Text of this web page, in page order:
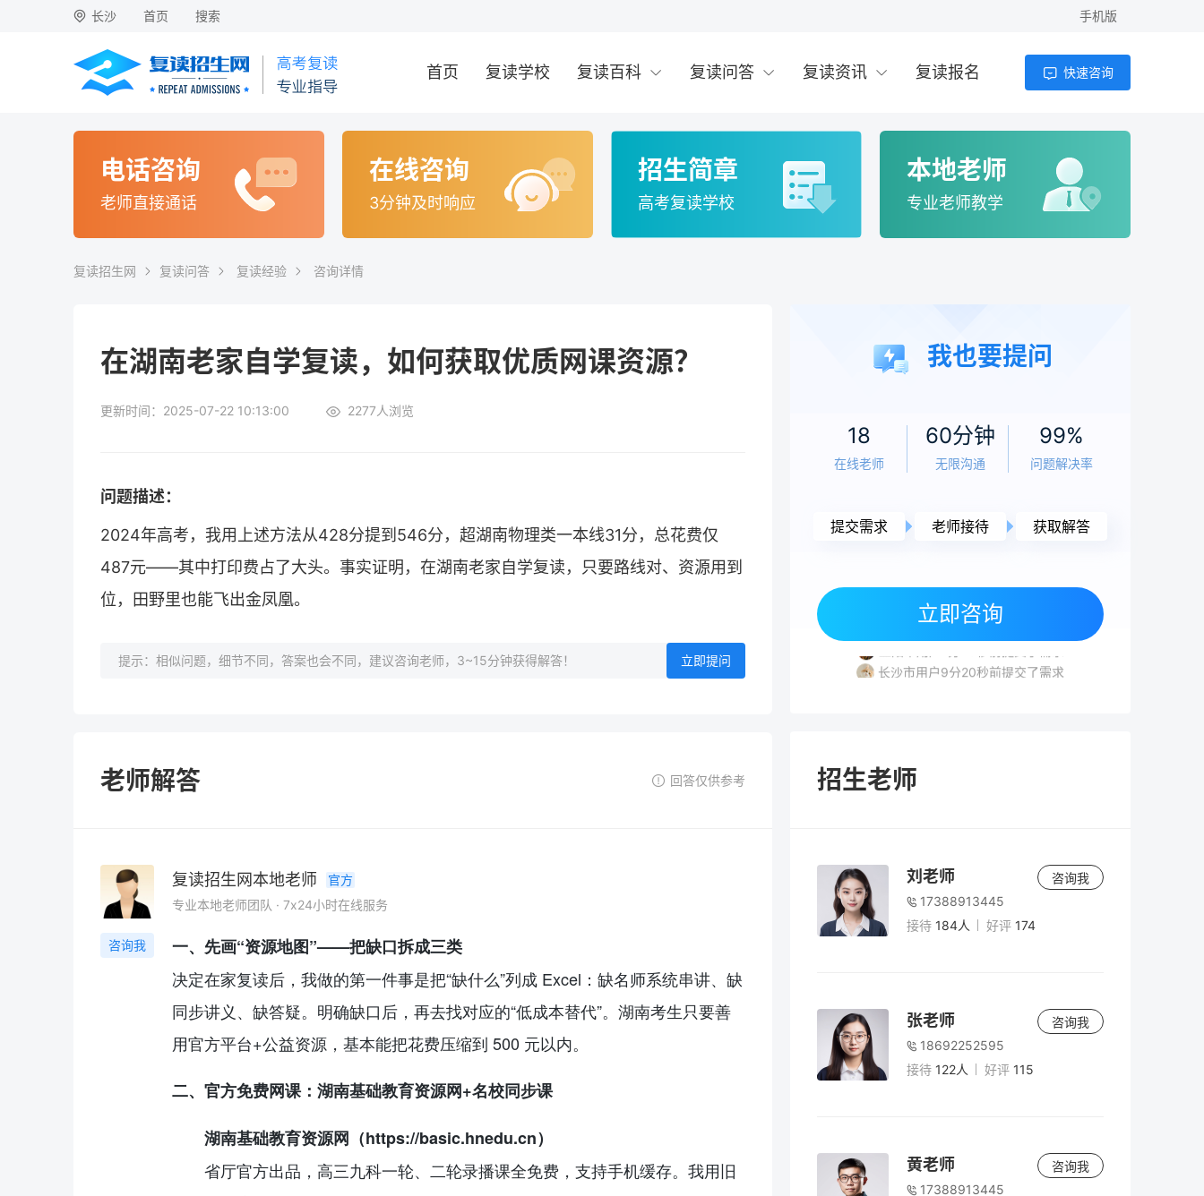
长沙 首页 搜索 手机版
首页 复读学校 复读百科 复读问答 复读资讯 复读报名 快速咨询
电话咨询
老师直接通话
在线咨询
3分钟及时响应
招生简章
高考复读学校
本地老师
专业老师教学
复读招生网 复读问答 复读经验 咨询详情
在湖南老家自学复读，如何获取优质网课资源？
更新时间：2025-07-22 10:13:00 2277 人浏览
问题描述：
2024年高考，我用上述方法从428分提到546分，超湖南物理类一本线31分，总花费仅
487元——其中打印费占了大头。事实证明，在湖南老家自学复读，只要路线对、资源用到
位，田野里也能飞出金凤凰。
提示：相似问题，细节不同，答案也会不同，建议咨询老师，3~15分钟获得解答！ 立即提问
老师解答 回答仅供参考
咨询我
复读招生网本地老师
官方
专业本地老师团队 · 7x24小时在线服务
一、先画“资源地图”——把缺口拆成三类
决定在家复读后，我做的第一件事是把“缺什么”列成 Excel：缺名师系统串讲、缺
同步讲义、缺答疑。明确缺口后，再去找对应的“低成本替代”。湖南考生只要善
用官方平台+公益资源，基本能把花费压缩到 500 元以内。
二、官方免费网课：湖南基础教育资源网+名校同步课
湖南基础教育资源网（https://basic.hnedu.cn）
省厅官方出品，高三九科一轮、二轮录播课全免费，支持手机缓存。我用旧
我也要提问
18
在线老师
60分钟
无限沟通
99%
问题解决率
提交需求 老师接待 获取解答
立即咨询
益阳市用户5分55秒前提交了需求
岳阳市用户3分41秒前提交了需求
益阳市用户1分45秒前提交了需求
长沙市用户9分20秒前提交了需求
招生老师
刘老师
17388913445
接待 184人 好评 174
咨询我
张老师
18692252595
接待 122人 好评 115
咨询我
黄老师
17388913445
咨询我
2026年高考300分以下能上什么学校？专
4小时前
高考200多分能上什么学校？2026年低分考
分考生出路与复读分析
高考复读感受：真实经历与科学应对指南
（2026年）
老师
5小时前
5小时前
高考落榜要不要复读？2026年复读决策全面
分析与规划指南
高考240分能上什么学校？复读提分与低分择
校全攻略
2026年复读怎么办理手续？最全流程与材料
清单（附避坑指南）
老师
5小时前
复读二年值得吗？2026年高考复读两年规划
老师
5小时前
2026年复读生高考报名全攻略：准考证获取